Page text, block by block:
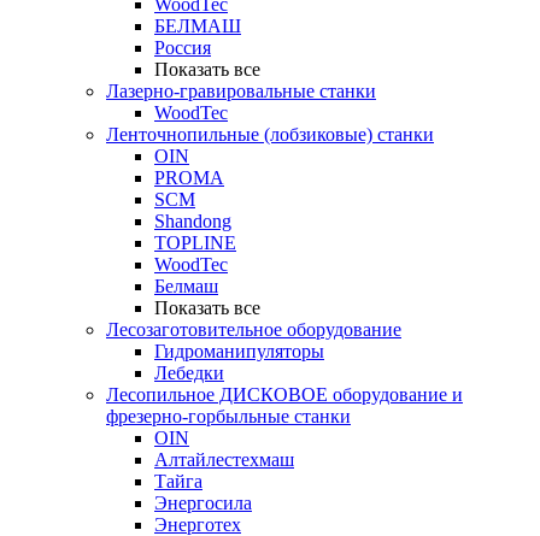
WoodTec
БЕЛМАШ
Россия
Показать все
Лазерно-гравировальные станки
WoodTec
Ленточнопильные (лобзиковые) станки
OIN
PROMA
SCM
Shandong
TOPLINE
WoodTec
Белмаш
Показать все
Лесозаготовительное оборудование
Гидроманипуляторы
Лебедки
Лесопильное ДИСКОВОЕ оборудование и
фрезерно-горбыльные станки
OIN
Алтайлестехмаш
Тайга
Энергосила
Энерготех